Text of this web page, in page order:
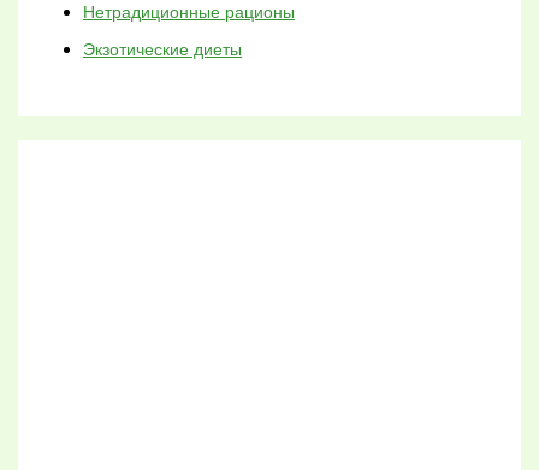
Нетрадиционные рационы
Экзотические диеты